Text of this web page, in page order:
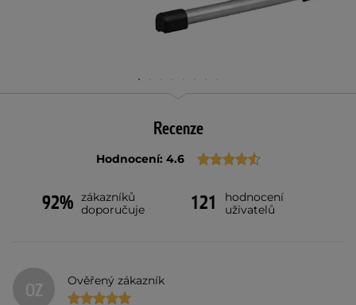
Recenze
Hodnocení: 4.6
92% zákazníků
doporučuje
121
hodnocení
uživatelů
OZ Ověřený zákazník